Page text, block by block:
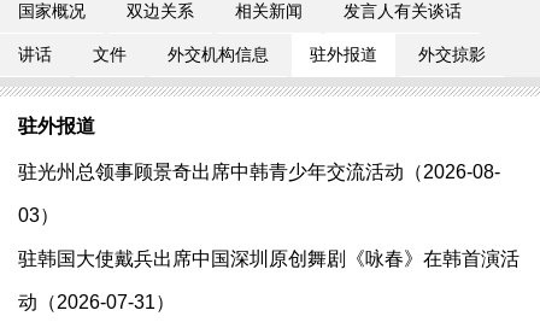
国家概况 双边关系 相关新闻 发言人有关谈话
讲话 文件 外交机构信息 驻外报道 外交掠影
驻外报道
驻光州总领事顾景奇出席中韩青少年交流活动（2026-08-
03）
驻韩国大使戴兵出席中国深圳原创舞剧《咏春》在韩首演活
动（2026-07-31）